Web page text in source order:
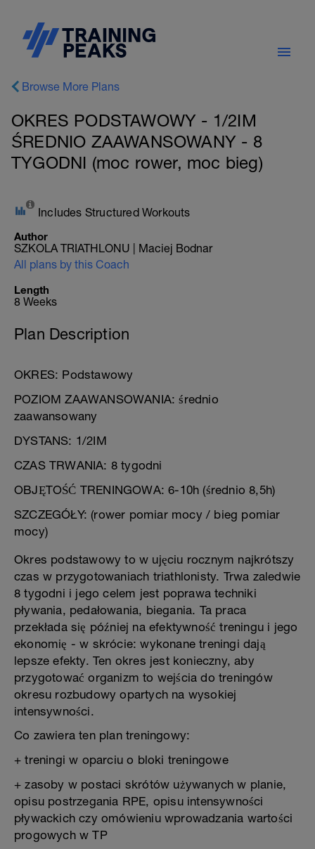
Browse More Plans
OKRES PODSTAWOWY - 1/2IM
ŚREDNIO ZAAWANSOWANY - 8
TYGODNI (moc rower, moc bieg)
Includes Structured Workouts
Author
SZKOLA TRIATHLONU | Maciej Bodnar
All plans by this Coach
Length
8 Weeks
Plan Description
OKRES: Podstawowy
POZIOM ZAAWANSOWANIA: średnio
zaawansowany
DYSTANS: 1/2IM
CZAS TRWANIA: 8 tygodni
OBJĘTOŚĆ TRENINGOWA: 6-10h (średnio 8,5h)
SZCZEGÓŁY: (rower pomiar mocy / bieg pomiar
mocy)
Okres podstawowy to w ujęciu rocznym najkrótszy
czas w przygotowaniach triathlonisty. Trwa zaledwie
8 tygodni i jego celem jest poprawa techniki
pływania, pedałowania, biegania. Ta praca
przekłada się później na efektywność treningu i jego
ekonomię - w skrócie: wykonane treningi dają
lepsze efekty. Ten okres jest konieczny, aby
przygotować organizm to wejścia do treningów
okresu rozbudowy opartych na wysokiej
intensywności.
Co zawiera ten plan treningowy:
+ treningi w oparciu o bloki treningowe
+ zasoby w postaci skrótów używanych w planie,
opisu postrzegania RPE, opisu intensywności
pływackich czy omówieniu wprowadzania wartości
progowych w TP